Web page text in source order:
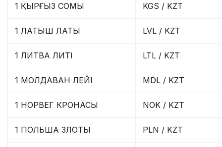
1 ҚЫРҒЫЗ СОМЫ KGS / KZT
1 ЛАТЫШ ЛАТЫ LVL / KZT
1 ЛИТВА ЛИТІ LTL / KZT
1 МОЛДАВАН ЛЕЙІ MDL / KZT
1 НОРВЕГ КРОНАСЫ NOK / KZT
1 ПОЛЬША ЗЛОТЫ PLN / KZT